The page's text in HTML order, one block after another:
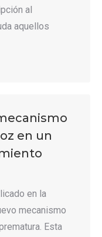
al
aquellos
en un
en la
mecanismo
Esta